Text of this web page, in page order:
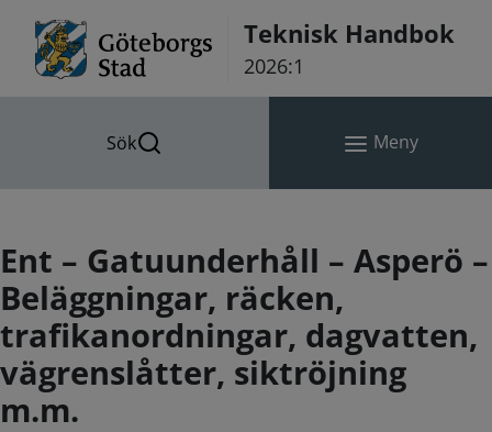
Teknisk Handbok
2026:1
Sök Meny
Ent – Gatuunderhåll – Asperö –
Beläggningar, räcken,
trafikanordningar, dagvatten,
vägrenslåtter, siktröjning
m.m.